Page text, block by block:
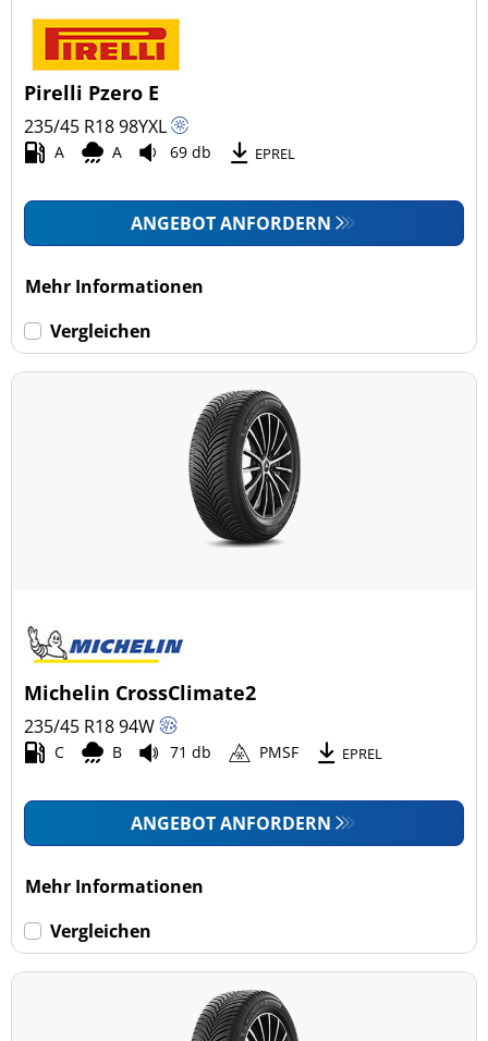
Pirelli Pzero E
235/45 R1898YXL
A A 69 db EPREL
ANGEBOT ANFORDERN
Mehr Informationen
Vergleichen
Michelin CrossClimate2
235/45 R1894W
C B 71 db PMSF EPREL
ANGEBOT ANFORDERN
Mehr Informationen
Vergleichen